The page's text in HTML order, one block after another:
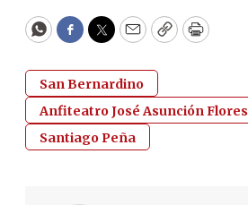
WhatsApp
Facebook
Twitter
EmailCopyPrint
San Bernardino
Anfiteatro José Asunción Flores
Santiago Peña